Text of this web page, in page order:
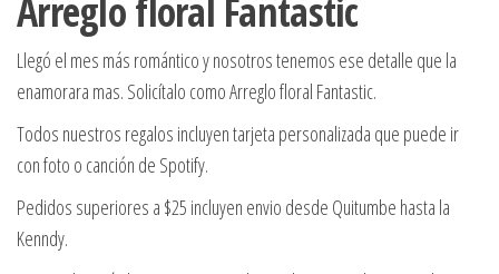
Arreglo floral Fantastic
Llegó el mes más romántico y nosotros tenemos ese detalle que la
enamorara mas. Solicítalo como Arreglo floral Fantastic.
Todos nuestros regalos incluyen tarjeta personalizada que puede ir
con foto o canción de Spotify.
Pedidos superiores a $25 incluyen envio desde Quitumbe hasta la
Kenndy.